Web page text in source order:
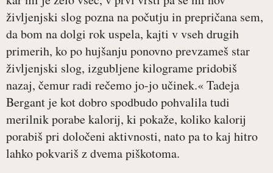
življenjski slog pozna na počutju in prepričana sem,
da bom na dolgi rok uspela, kajti v vseh drugih
primerih, ko po hujšanju ponovno prevzameš star
življenjski slog, izgubljene kilograme pridobiš
nazaj, čemur radi rečemo jo-jo učinek.« Tadeja
Bergant je kot dobro spodbudo pohvalila tudi
merilnik porabe kalorij, ki pokaže, koliko kalorij
porabiš pri določeni aktivnosti, nato pa to kaj hitro
lahko pokvariš z dvema piškotoma.